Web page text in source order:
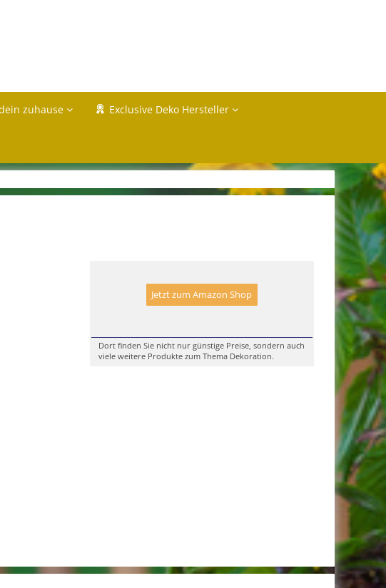
zuhause Exclusive Deko Hersteller
Jetzt zum Amazon Shop
Dort finden Sie nicht nur günstige Preise, sondern auch
viele weitere Produkte zum Thema Dekoration.